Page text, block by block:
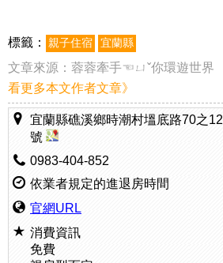
標籤： 親子住宿 宜蘭縣
文章來源： 蓉蓉牽手☜ㄩˇ你環遊世界
看更多本文作者文章》
宜蘭縣礁溪鄉時潮村塭底路70之12
號
0983-404-852
依業者規定的進退房時間
官網URL
消費資訊
免費